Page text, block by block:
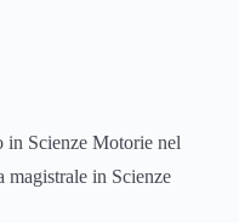
in Scienze Motorie nel
magistrale in Scienze